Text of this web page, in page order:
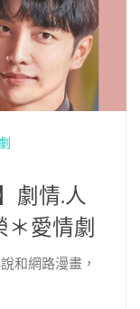
劇情.人
愛情劇
和網路漫畫，